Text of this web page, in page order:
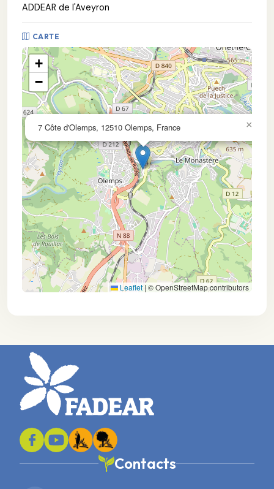
ADDEAR de l'Aveyron
CARTE
7 Côte d'Olemps, 12510 Olemps, France ×
+
−
Leaflet | © OpenStreetMap contributors
Contacts